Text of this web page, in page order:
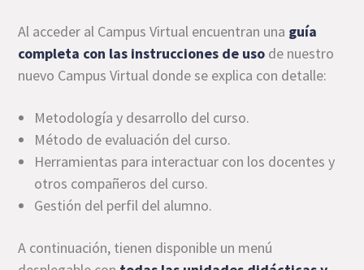
Al acceder al Campus Virtual encuentran una guía
completa con las instrucciones de uso de nuestro
nuevo Campus Virtual donde se explica con detalle:
Metodología y desarrollo del curso.
Método de evaluación del curso.
Herramientas para interactuar con los docentes y
otros compañeros del curso.
Gestión del perfil del alumno.
A continuación, tienen disponible un menú